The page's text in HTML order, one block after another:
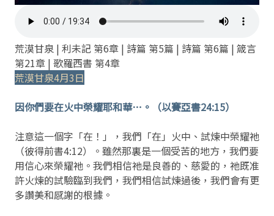
荒漠甘泉 | 利未記 第6章 | 詩篇 第5篇 | 詩篇 第6篇 | 箴言
第21章 | 歌羅西書 第4章
荒漠甘泉4月3日
因你們要在火中榮耀耶和華⋯。（以賽亞書24:15）
注意這一個字「在！」，我們「在」火中、試煉中榮耀祂
（彼得前書4:12）。雖然那裏是一個受苦的地方，我們要
用信心來榮耀祂。我們相信祂是良善的、慈愛的，祂既准
許火煉的試驗臨到我們，我們相信試煉過後，我們會有更
多讚美和感謝的根據。